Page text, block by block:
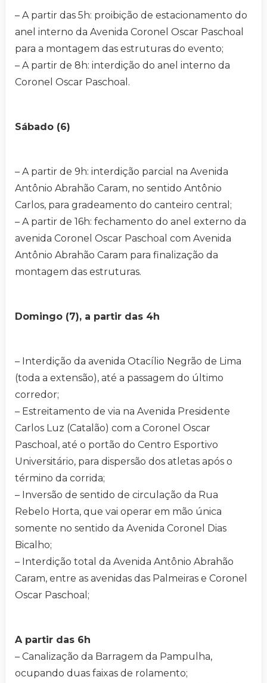
– A partir das 5h: proibição de estacionamento do
anel interno da Avenida Coronel Oscar Paschoal
para a montagem das estruturas do evento;
– A partir de 8h: interdição do anel interno da
Coronel Oscar Paschoal.
Sábado (6)
– A partir de 9h: interdição parcial na Avenida
Antônio Abrahão Caram, no sentido Antônio
Carlos, para gradeamento do canteiro central;
– A partir de 16h: fechamento do anel externo da
avenida Coronel Oscar Paschoal com Avenida
Antônio Abrahão Caram para finalização da
montagem das estruturas.
Domingo (7), a partir das 4h
– Interdição da avenida Otacílio Negrão de Lima
(toda a extensão), até a passagem do último
corredor;
– Estreitamento de via na Avenida Presidente
Carlos Luz (Catalão) com a Coronel Oscar
Paschoal, até o portão do Centro Esportivo
Universitário, para dispersão dos atletas após o
término da corrida;
– Inversão de sentido de circulação da Rua
Rebelo Horta, que vai operar em mão única
somente no sentido da Avenida Coronel Dias
Bicalho;
– Interdição total da Avenida Antônio Abrahão
Caram, entre as avenidas das Palmeiras e Coronel
Oscar Paschoal;
A partir das 6h
– Canalização da Barragem da Pampulha,
ocupando duas faixas de rolamento;